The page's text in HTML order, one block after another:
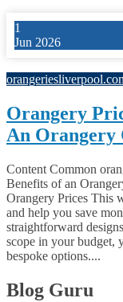
1
Jun 2026
Orangery
An Orangery
Content Common
Benefits of an
Orangery Prices This
and help you save
straightforward
scope in your budget,
bespoke options....
Blog Guru